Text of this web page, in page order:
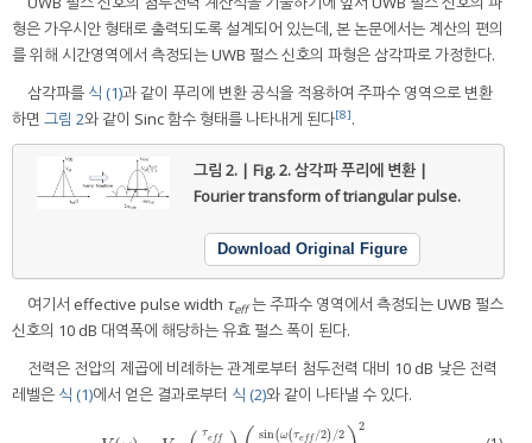
형은 가우시안 형태로 출력되도록 설계되어 있는데, 본 논문에서는 계산의 편의
를 위해 시간영역에서 측정되는 UWB 펄스 신호의 파형은 삼각파로 가정한다.
삼각파를 식 (1)과 같이 푸리에 변환 공식을 적용하여 주파수 영역으로 변환
하면 그림 2와 같이 Sinc 함수 형태를 나타내게 된다[8].
그림 2. | Fig. 2.삼각파 푸리에 변환 |
Fourier transform of triangular pulse.
Download Original Figure
여기서 effective pulse width τeff는 주파수 영역에서 측정되는 UWB 펄스
신호의 10 dB 대역폭에 해당하는 유효 펄스 폭이 된다.
전력은 전압의 제곱에 비례하는 관계로부터 첨두전력 대비 10 dB 낮은 전력
레벨은 식 (1)에서 얻은 결과로부터 식 (2)와 같이 나타낼 수 있다.
τ
eff sin(ω(τeff/2) /2
2